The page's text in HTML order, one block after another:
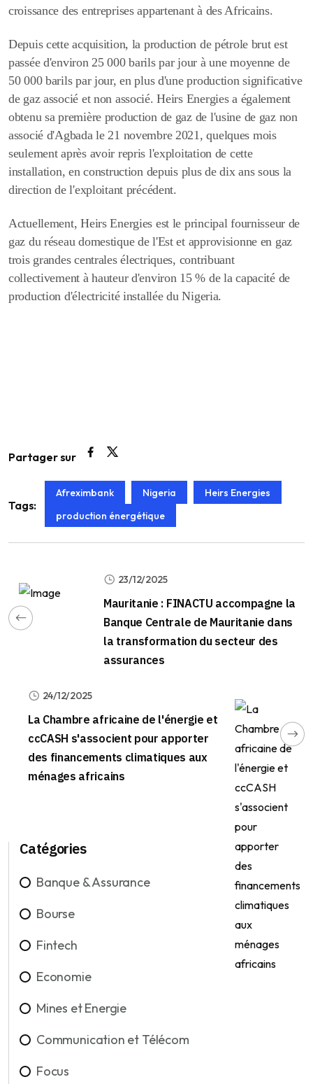
croissance des entreprises appartenant à des Africains.
Depuis cette acquisition, la production de pétrole brut est
passée d'environ 25 000 barils par jour à une moyenne de
50 000 barils par jour, en plus d'une production significative
de gaz associé et non associé. Heirs Energies a également
obtenu sa première production de gaz de l'usine de gaz non
associé d'Agbada le 21 novembre 2021, quelques mois
seulement après avoir repris l'exploitation de cette
installation, en construction depuis plus de dix ans sous la
direction de l'exploitant précédent.
Actuellement, Heirs Energies est le principal fournisseur de
gaz du réseau domestique de l'Est et approvisionne en gaz
trois grandes centrales électriques, contribuant
collectivement à hauteur d'environ 15 % de la capacité de
production d'électricité installée du Nigeria.
Partager sur
Tags:
Afreximbank Nigeria
Heirs Energies
production énergétique
23/12/2025
Mauritanie : FINACTU accompagne la
Banque Centrale de Mauritanie dans
la transformation du secteur des
assurances
24/12/2025
La Chambre africaine de l'énergie et
ccCASH s'associent pour apporter
des financements climatiques aux
ménages africains
Catégories
Banque & Assurance
Bourse
Fintech
Economie
Mines et Energie
Communication et Télécom
Focus